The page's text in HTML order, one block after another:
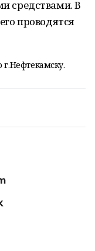
средствами. В
проводятся